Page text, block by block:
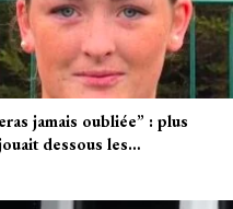
jamais oubliée” : plus
dessous les…